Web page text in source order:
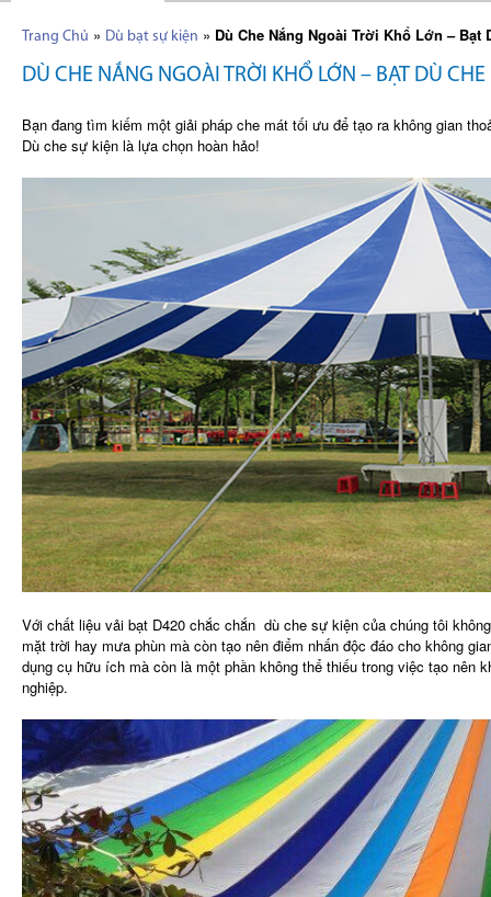
Trang Chủ » Dù bạt sự kiện » Dù Che Nắng Ngoài Trời Khổ Lớn – Bạt
DÙ CHE NẮNG NGOÀI TRỜI KHỔ LỚN – BẠT DÙ
Bạn đang tìm kiếm một giải pháp che mát tối ưu để tạo ra không gian
Dù che sự kiện là lựa chọn hoàn hảo!
Với chất liệu vải bạt D420 chắc chắn dù che sự kiện của chúng tôi
mặt trời hay mưa phùn mà còn tạo nên điểm nhấn độc đáo cho không
dụng cụ hữu ích mà còn là một phần không thể thiếu trong việc tạo nên
nghiệp.